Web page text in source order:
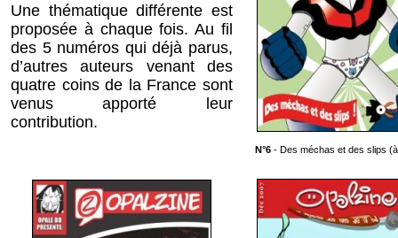
Une thématique différente est
proposée à chaque fois. Au fil
des 5 numéros qui déjà parus,
d’autres auteurs venant des
quatre coins de la France sont
venus apporté leur
contribution.
N°6 - Des méchas et des slips